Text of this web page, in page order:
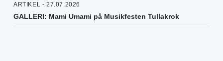
ARTIKEL - 27.07.2026
GALLERI: Mami Umami på Musikfesten Tullakrok